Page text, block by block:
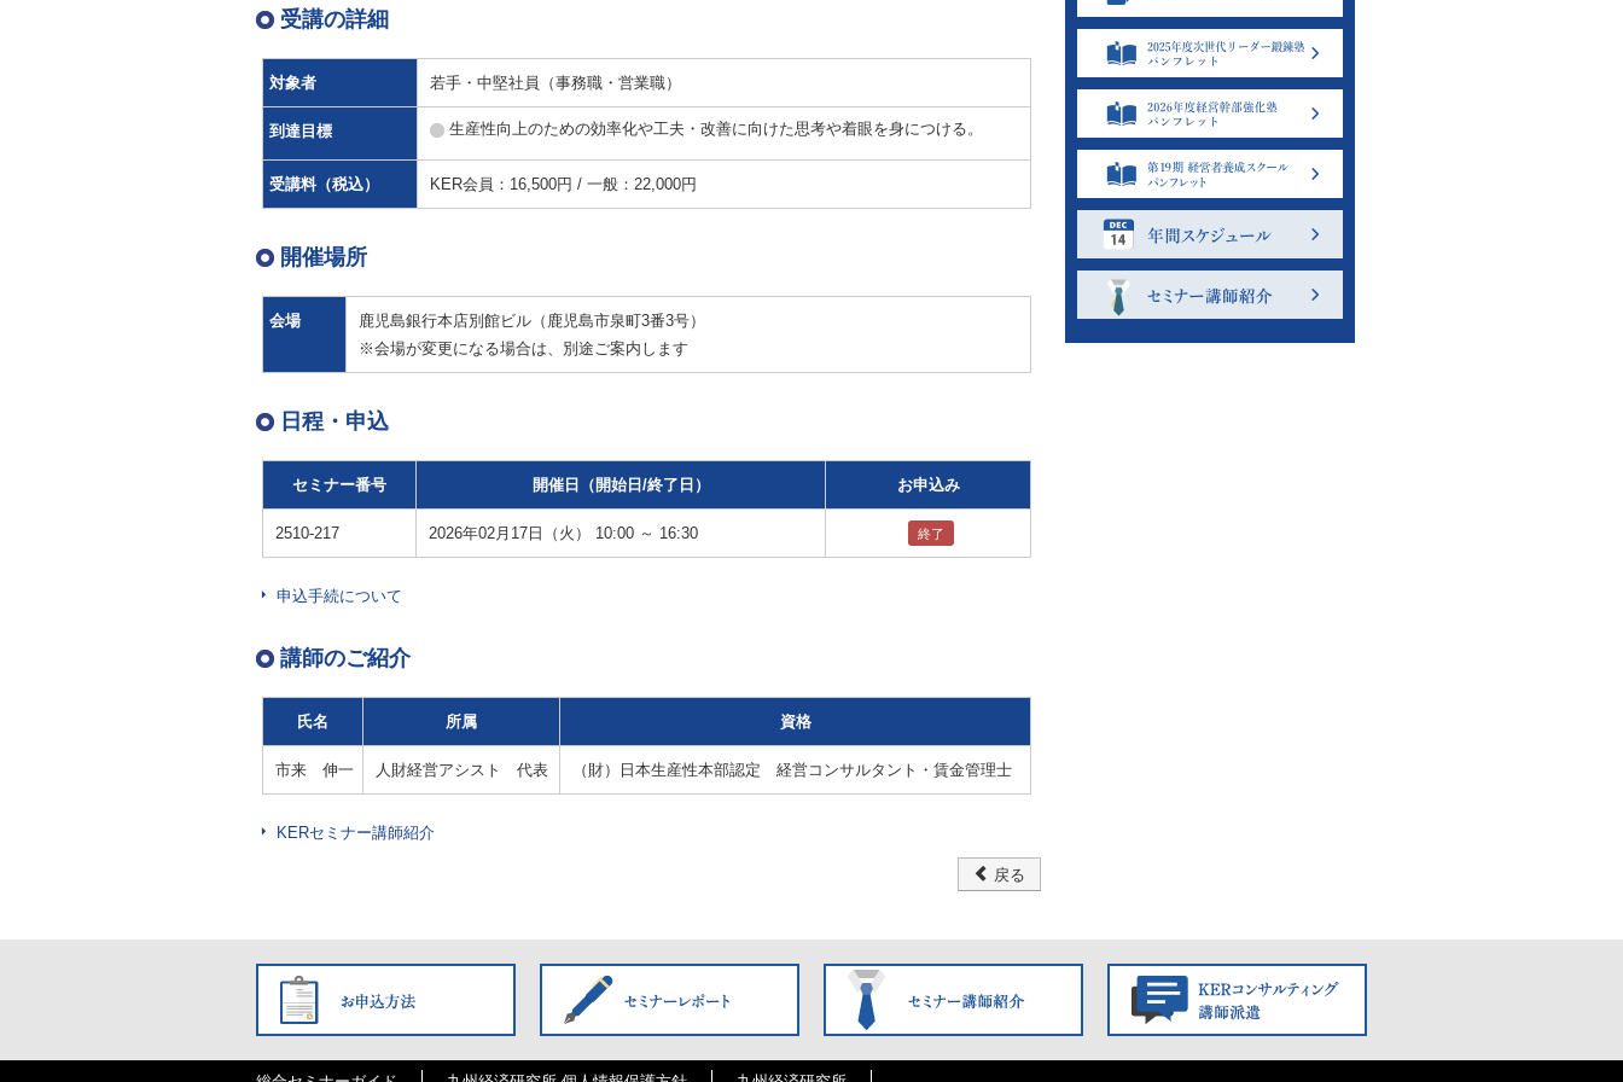
受講の詳細
対象者 若手・中堅社員（事務職・営業職）
到達目標 生産性向上のための効率化や工夫・改善に向けた思考や着眼を身につける。
受講料（税込） KER会員：16,500円 / 一般：22,000円
開催場所
会場
鹿児島銀行本店別館ビル（鹿児島市泉町3番3号）
※会場が変更になる場合は、別途ご案内します
日程・申込
セミナー番号 開催日（開始日/終了日） お申込み
2510-217 2026年02月17日（火） 10:00 ～ 16:30 終了
申込手続について
講師のご紹介
氏名 所属 資格
市来 伸一 人財経営アシスト 代表 （財）日本生産性本部認定 経営コンサルタント・賃金管理士
KERセミナー講師紹介
戻る